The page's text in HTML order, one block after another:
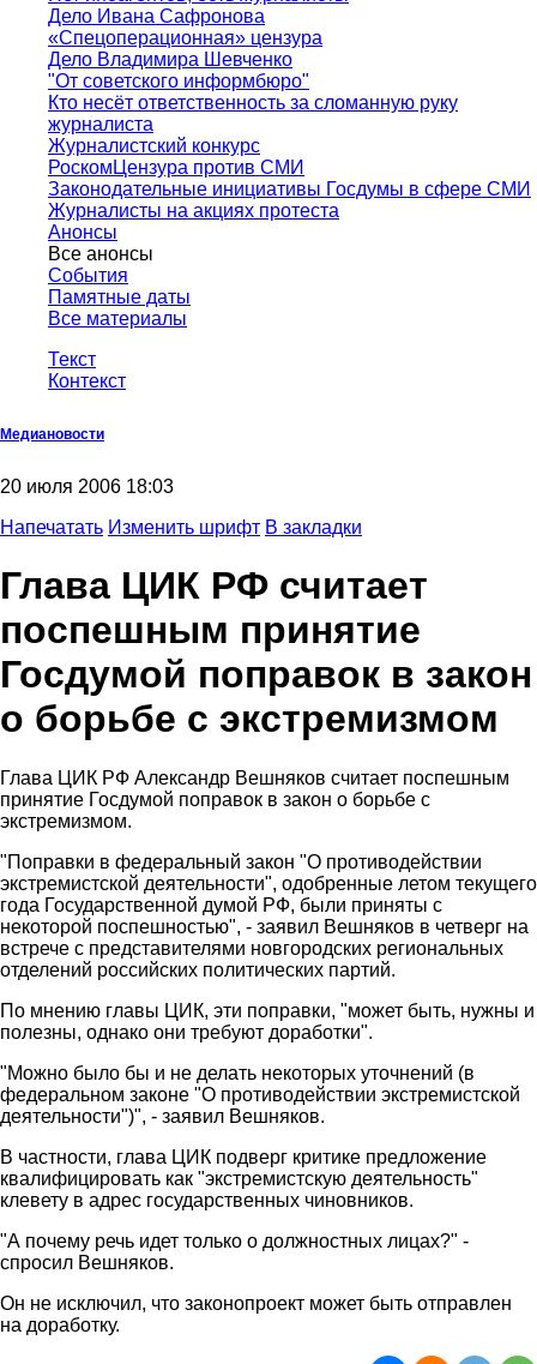
Дело Ивана Сафронова
«Спецоперационная» цензура
Дело Владимира Шевченко
"От советского информбюро"
Кто несёт ответственность за сломанную руку
журналиста
Журналистский конкурс
РоскомЦензура против СМИ
Законодательные инициативы Госдумы в сфере СМИ
Журналисты на акциях протеста
Анонсы
Все анонсы
События
Памятные даты
Все материалы
Текст
Контекст
Медиановости
20 июля 2006 18:03
Напечатать Изменить шрифт В закладки
Глава ЦИК РФ считает
поспешным принятие
Госдумой поправок в закон
о борьбе с экстремизмом
Глава ЦИК РФ Александр Вешняков считает поспешным
принятие Госдумой поправок в закон о борьбе с
экстремизмом.
"Поправки в федеральный закон "О противодействии
экстремистской деятельности", одобренные летом текущего
года Государственной думой РФ, были приняты с
некоторой поспешностью", - заявил Вешняков в четверг на
встрече с представителями новгородских региональных
отделений российских политических партий.
По мнению главы ЦИК, эти поправки, "может быть, нужны и
полезны, однако они требуют доработки".
"Можно было бы и не делать некоторых уточнений (в
федеральном законе "О противодействии экстремистской
деятельности")", - заявил Вешняков.
В частности, глава ЦИК подверг критике предложение
квалифицировать как "экстремистскую деятельность"
клевету в адрес государственных чиновников.
"А почему речь идет только о должностных лицах?" -
спросил Вешняков.
Он не исключил, что законопроект может быть отправлен
на доработку.